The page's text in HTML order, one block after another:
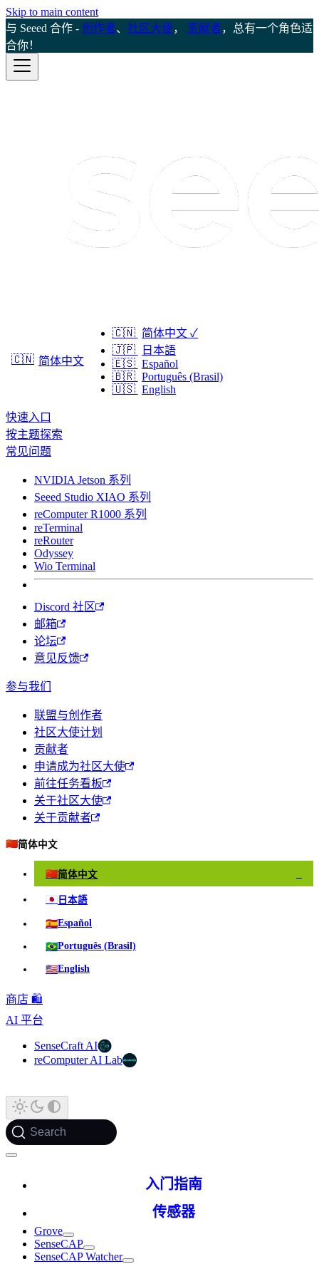
Skip to main content
与 Seeed 合作 - 创作者、 社区大使， 贡献者，总有一个角色适
合你！
🇨🇳 简体中文
🇨🇳 简体中文 ✓
🇯🇵
日本語
🇪🇸 Español
🇧🇷 Português (Brasil)
🇺🇸 English
快速入口
按主题探索
常见问题
NVIDIA Jetson 系列
Seeed Studio XIAO 系列
reComputer R1000 系列
reTerminal
reRouter
Odyssey
Wio Terminal
Discord 社区
邮箱
论坛
意见反馈
参与我们
联盟与创作者
社区大使计划
贡献者
申请成为社区大使
前往任务看板
关于社区大使
关于贡献者
🇨🇳简体中文
🇨🇳简体中文
🇯🇵 日本語
🇪🇸Español
🇧🇷Português (Brasil)
🇺🇸English
商店 🛍️
AI 平台
SenseCraft AI
reComputer AI Lab
Search
入门指南
传感器
Grove
SenseCAP
SenseCAP Watcher